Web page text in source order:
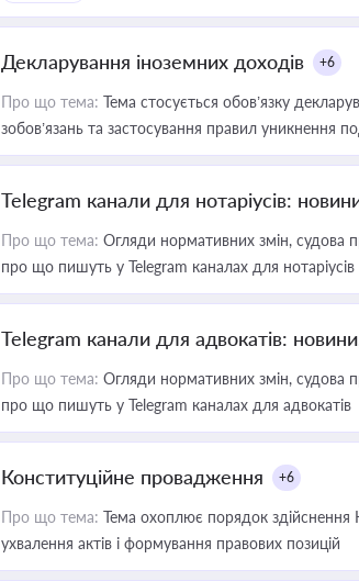
Декларування іноземних доходів +6
Про що тема: Тема стосується обов’язку
зобов’язань та застосування правил уникнення
Telegram канали для нотаріусів:
Про що тема: Огляди нормативних змін, судова
про що пишуть у Telegram каналах для нотаріусів
Telegram канали для адвокатів:
Про що тема: Огляди нормативних змін, судова
про що пишуть у Telegram каналах для адвокатів
Конституційне провадження +6
Про що тема: Тема охоплює порядок здійснення
ухвалення актів і формування правових позицій